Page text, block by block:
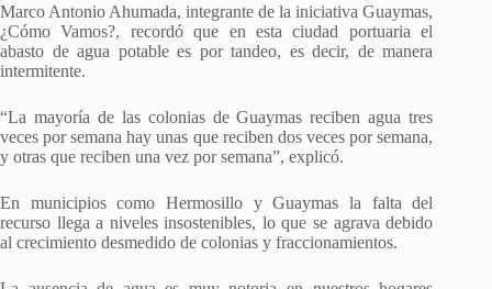
Marco Antonio Ahumada, integrante de la iniciativa Guaymas,
¿Cómo Vamos?, recordó que en esta ciudad portuaria el
abasto de agua potable es por tandeo, es decir, de manera
intermitente.
“La mayoría de las colonias de Guaymas reciben agua tres
veces por semana hay unas que reciben dos veces por semana,
y otras que reciben una vez por semana”, explicó.
En municipios como Hermosillo y Guaymas la falta del
recurso llega a niveles insostenibles, lo que se agrava debido
al crecimiento desmedido de colonias y fraccionamientos.